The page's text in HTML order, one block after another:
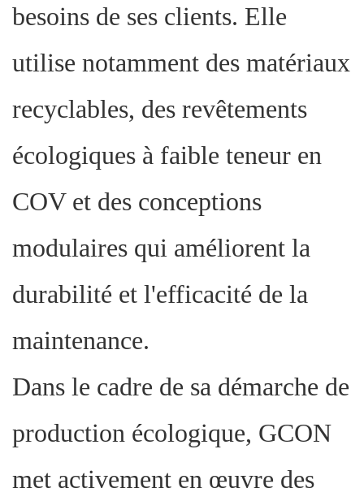
besoins de ses clients. Elle
utilise notamment des matériaux
recyclables, des revêtements
écologiques à faible teneur en
COV et des conceptions
modulaires qui améliorent la
durabilité et l'efficacité de la
maintenance.
Dans le cadre de sa démarche de
production écologique, GCON
met activement en œuvre des